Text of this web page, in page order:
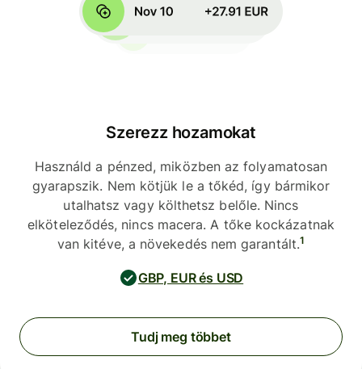
Szerezz hozamokat
Használd a pénzed, miközben az folyamatosan
gyarapszik. Nem kötjük le a tőkéd, így bármikor
utalhatsz vagy költhetsz belőle. Nincs
elköteleződés, nincs macera. A tőke kockázatnak
van kitéve, a növekedés nem garantált.1
GBP, EUR és USD
Tudj meg többet